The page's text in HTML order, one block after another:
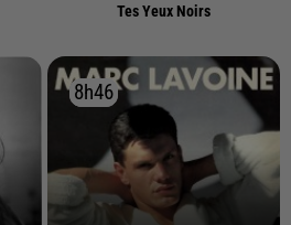
Tes Yeux Noirs
8h46
8h46